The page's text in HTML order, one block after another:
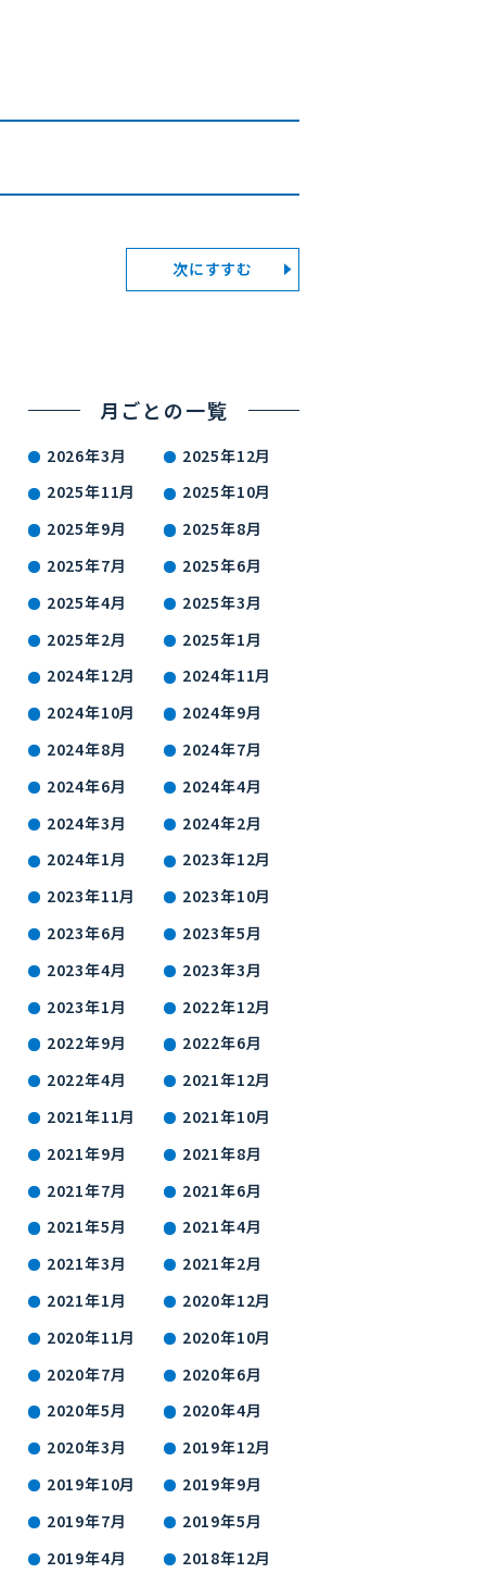
次にすすむ
月ごとの一覧
2026年3月
2025年12月
2025年11月
2025年10月
2025年9月
2025年8月
2025年7月
2025年6月
2025年4月
2025年3月
2025年2月
2025年1月
2024年12月
2024年11月
2024年10月
2024年9月
2024年8月
2024年7月
2024年6月
2024年4月
2024年3月
2024年2月
2024年1月
2023年12月
2023年11月
2023年10月
2023年6月
2023年5月
2023年4月
2023年3月
2023年1月
2022年12月
2022年9月
2022年6月
2022年4月
2021年12月
2021年11月
2021年10月
2021年9月
2021年8月
2021年7月
2021年6月
2021年5月
2021年4月
2021年3月
2021年2月
2021年1月
2020年12月
2020年11月
2020年10月
2020年7月
2020年6月
2020年5月
2020年4月
2020年3月
2019年12月
2019年10月
2019年9月
2019年7月
2019年5月
2019年4月
2018年12月